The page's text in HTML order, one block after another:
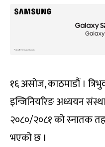
१६ असोज, काठमाडौं ।
इन्जिनियरिङ अध्ययन
२०८०/२०८१ को स्नातक
भएको छ ।